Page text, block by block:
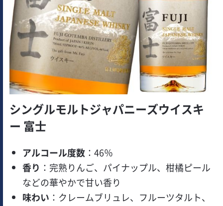
シングルモルトジャパニーズウイスキ
ー 富士
アルコール度数：46％
香り ：完熟りんご、パイナップル、柑橘ピール
などの華やかで甘い香り
味わい ：クレームブリュレ、フルーツタルト、